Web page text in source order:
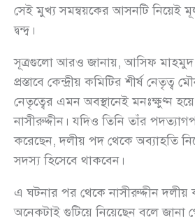
সেই মুখ্য সমন্বয়কের আসনটি নিয়েই
দ্বন্দ্ব।
সূত্রগুলো আরও জানায়, আসিফ
প্রস্তাবে কেন্দ্রীয় কমিটির শীর্ষ নেতৃত্ব
নেতৃত্বের এমন অবস্থানেই মনঃক্ষুণ্ন
নাসীরুদ্দীন। যদিও তিনি তাঁর
করেছেন, দলীয় পদ থেকে অব্যাহতি
সদস্য হিসেবে থাকবেন।
এ ঘটনার পর থেকে নাসীরুদ্দীন দলীয়
অনেকটাই গুটিয়ে নিয়েছেন বলে জানা